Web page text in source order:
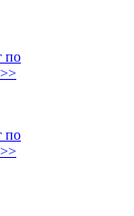
по
по